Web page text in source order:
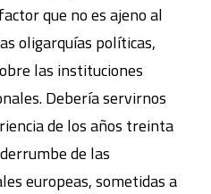
que no es ajeno al
oligarquías políticas,
las instituciones
Debería servirnos
de los años treinta
de las
europeas, sometidas a